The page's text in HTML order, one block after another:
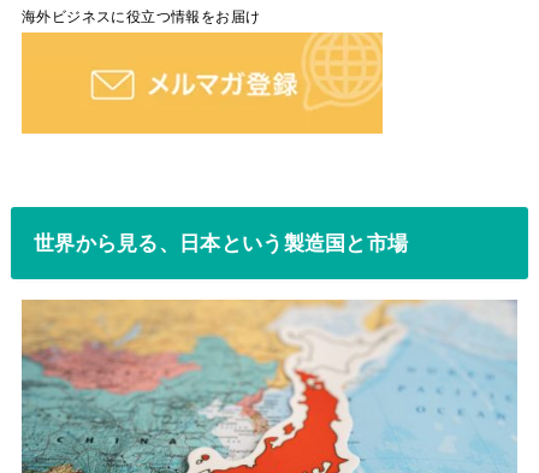
海外ビジネスに役立つ情報をお届け
世界から見る、日本という製造国と市場